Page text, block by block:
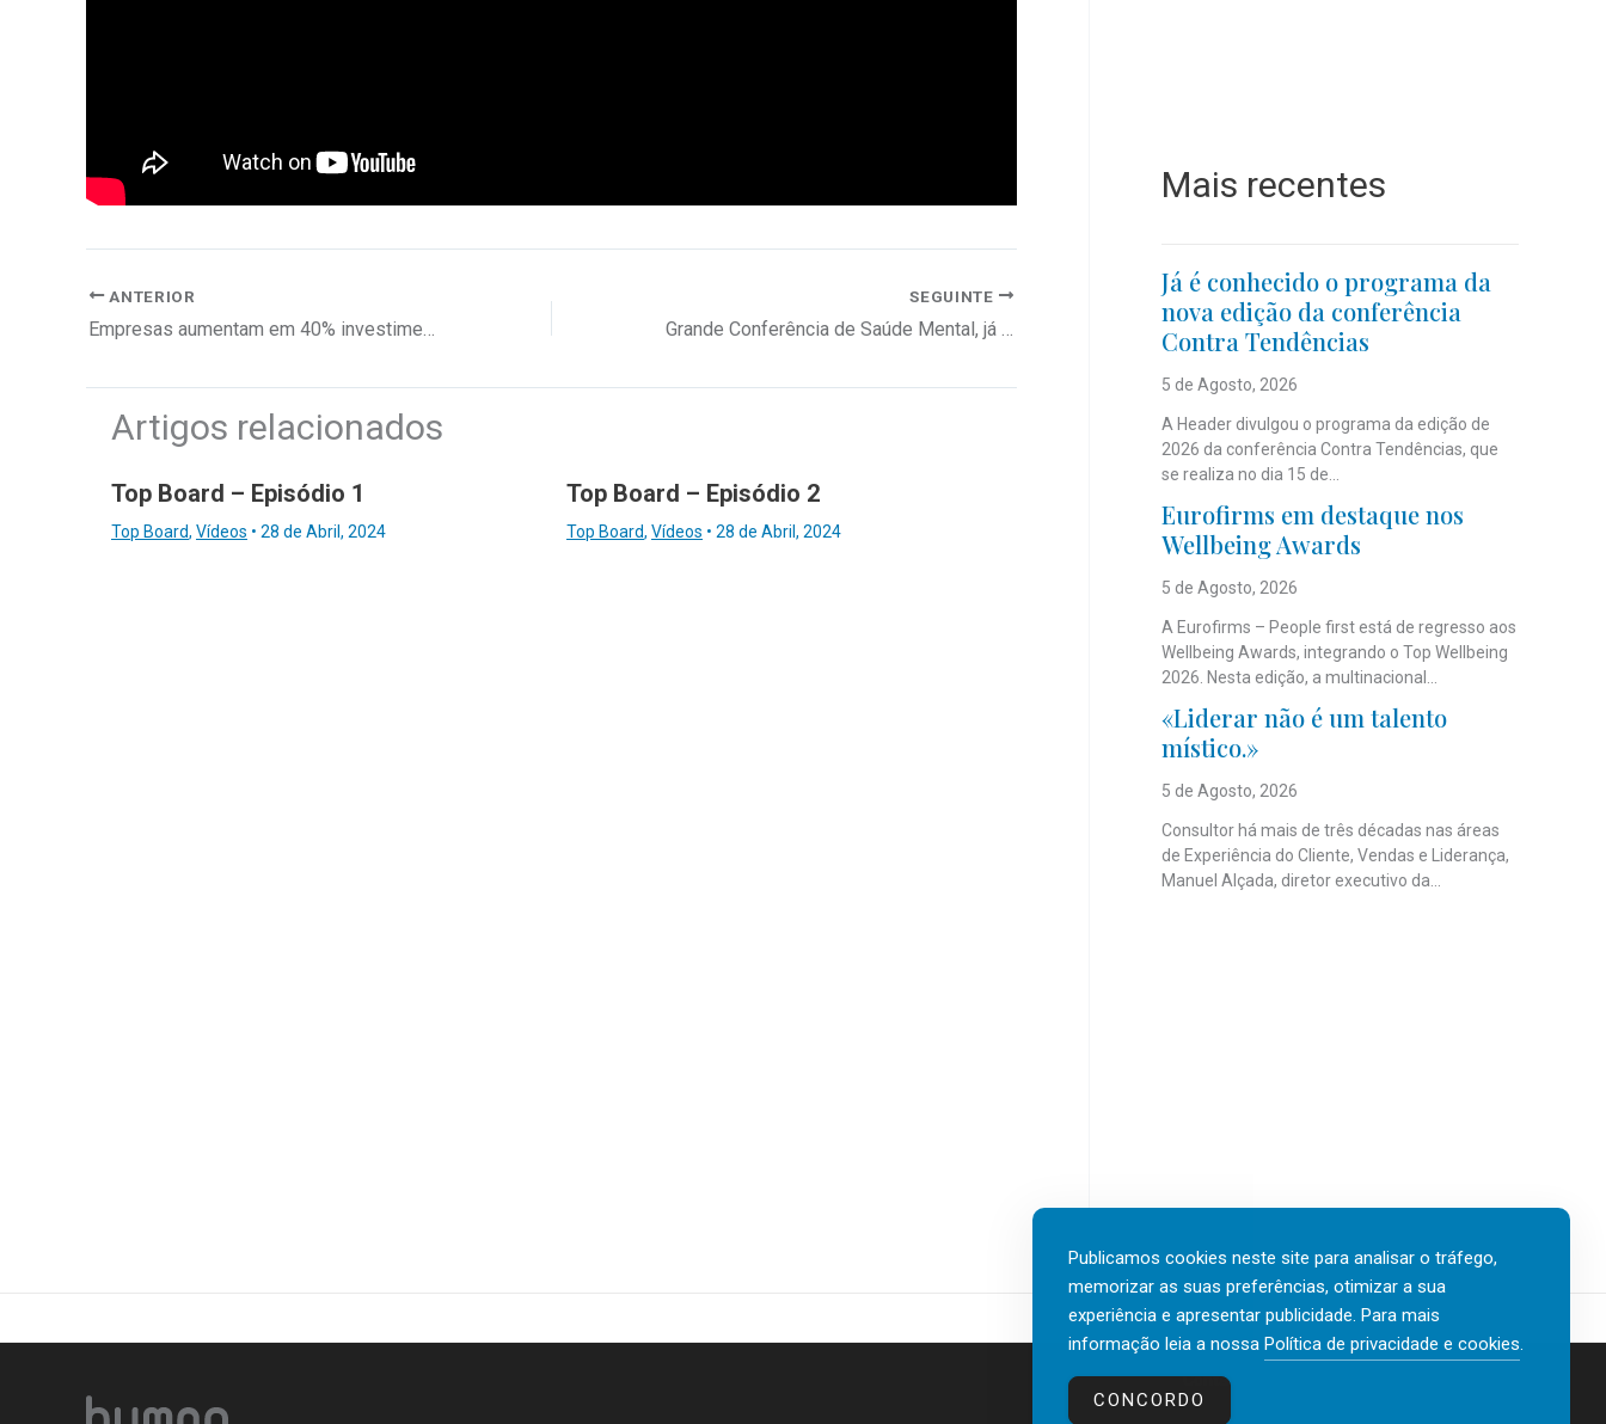
ANTERIOR
Empresas aumentam em 40% investimento em cibersegurança
SEGUINTE
Grande Conferência de Saúde Mental, já amanhã em Lisboa
Artigos relacionados
Top Board – Episódio 1
Top Board, Vídeos • 28 de Abril, 2024
Top Board – Episódio 2
Top Board, Vídeos • 28 de Abril, 2024
Mais recentes
Já é conhecido o programa da
nova edição da conferência
Contra Tendências
5 de Agosto, 2026
A Header divulgou o programa da edição de
2026 da conferência Contra Tendências, que
se realiza no dia 15 de...
Eurofirms em destaque nos
Wellbeing Awards
5 de Agosto, 2026
A Eurofirms – People first está de regresso aos
Wellbeing Awards, integrando o Top Wellbeing
2026. Nesta edição, a multinacional...
«Liderar não é um talento
místico.»
5 de Agosto, 2026
Consultor há mais de três décadas nas áreas
de Experiência do Cliente, Vendas e Liderança,
Manuel Alçada, diretor executivo da...
Contactos
Publicamos cookies neste site para analisar o tráfego,
memorizar as suas preferências, otimizar a sua
experiência e apresentar publicidade. Para mais
informação leia a nossa Política de privacidade e cookies.
CONCORDO